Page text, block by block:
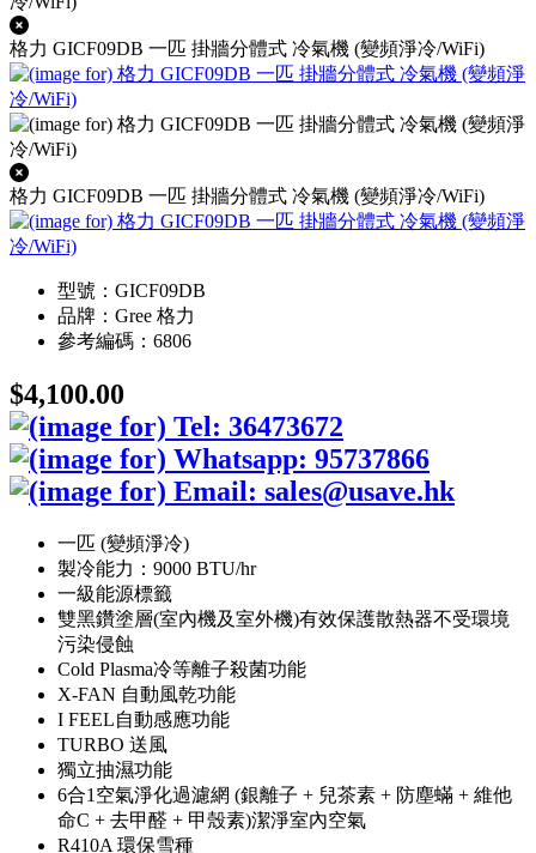
格力 GICF09DB 一匹 掛牆分體式 冷氣機 (變頻淨冷/WiFi)
格力 GICF09DB 一匹 掛牆分體式 冷氣機 (變頻淨冷/WiFi)
型號：GICF09DB
品牌：Gree 格力
參考編碼：6806
$4,100.00
一匹 (變頻淨冷)
製冷能力：9000 BTU/hr
一級能源標籤
雙黑鑽塗層(室內機及室外機)有效保護散熱器不受環境
污染侵蝕
Cold Plasma冷等離子殺菌功能
X-FAN 自動風乾功能
I FEEL自動感應功能
TURBO 送風
獨立抽濕功能
6合1空氣淨化過濾網 (銀離子 + 兒茶素 + 防塵蟎 + 維他
命C + 去甲醛 + 甲殼素)潔淨室內空氣
R410A 環保雪種